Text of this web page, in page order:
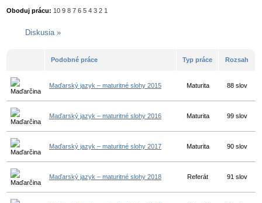
Oboduj prácu: 10 9 8 7 6 5 4 3 2 1
Diskusia »
Podobné práce Typ práce Rozsah
Maďarský jazyk – maturitné slohy 2015 Maturita 88 slov
Maďarský jazyk – maturitné slohy 2016 Maturita 99 slov
Maďarský jazyk – maturitné slohy 2017 Maturita 90 slov
Maďarský jazyk – maturitné slohy 2018 Referát 91 slov